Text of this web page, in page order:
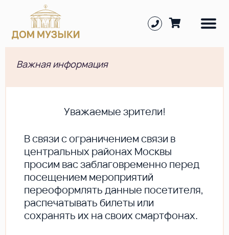
Важная информация
Уважаемые зрители!
В cвязи с ограничением связи в
центральных районах Москвы
просим вас заблаговременно перед
посещением мероприятий
переоформлять данные посетителя,
распечатывать билеты или
сохранять их на своих смартфонах.